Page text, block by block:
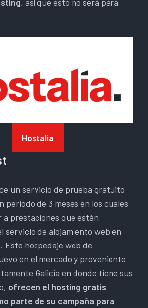
, así que esto no será para
Hostalia
un servicio de prueba gratuito
periodo de 3 meses en los cuales
a prestaciones que están
servicio de alojamiento web en
Este hospedaje web de
en el mercado y proveniente
Galicia en donde tiene sus
ofrecen el hosting gratis
parte de su campaña para